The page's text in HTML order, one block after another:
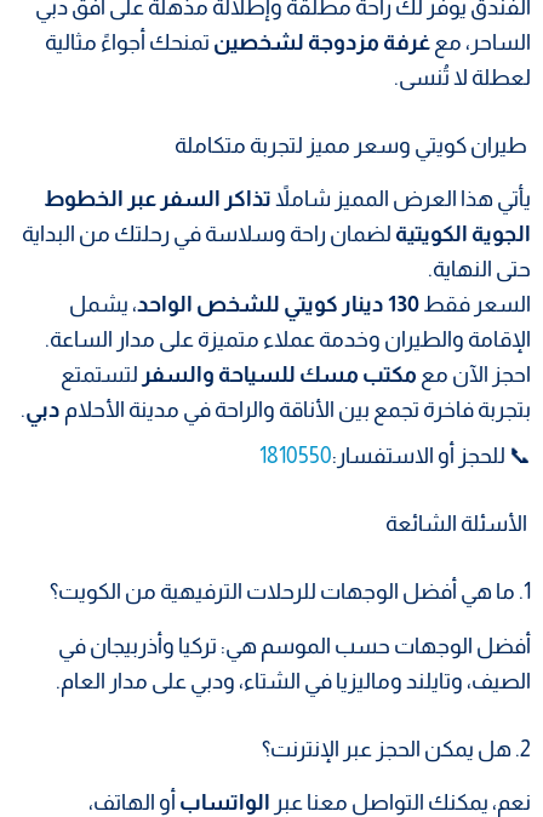
الفندق يوفر لك راحة مطلقة وإطلالة مذهلة على أفق دبي
الساحر، مع غرفة مزدوجة لشخصين تمنحك أجواءً مثالية
لعطلة لا تُنسى.
طيران كويتي وسعر مميز لتجربة متكاملة
يأتي هذا العرض المميز شاملاً تذاكر السفر عبر الخطوط
الجوية الكويتية لضمان راحة وسلاسة في رحلتك من البداية
حتى النهاية.
السعر فقط 130 دينار كويتي للشخص الواحد
، يشمل
الإقامة والطيران وخدمة عملاء متميزة على مدار الساعة.
احجز الآن مع مكتب مسك للسياحة والسفر لتستمتع
بتجربة فاخرة تجمع بين الأناقة والراحة في مدينة الأحلام دبي.
📞 للحجز أو الاستفسار:1810550
الأسئلة الشائعة
1. ما هي أفضل الوجهات للرحلات الترفيهية من الكويت؟
أفضل الوجهات حسب الموسم هي: تركيا وأذربيجان في
الصيف، وتايلند وماليزيا في الشتاء، ودبي على مدار العام.
2. هل يمكن الحجز عبر الإنترنت؟
نعم، يمكنك التواصل معنا عبر الواتساب أو الهاتف،